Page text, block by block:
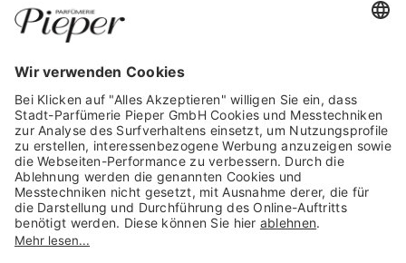
Trusted Shops Mitglied seit 2010